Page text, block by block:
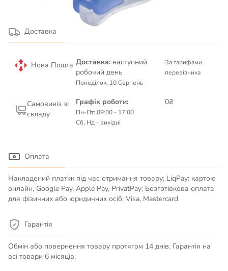
Доставка
Нова Пошта Доставка: наступний
робочий день
Понеділок, 10 Серпень
За тарифами
перевізника
Самовивіз зі
складу
Графік роботи:
Пн-Пт: 09:00 - 17:00
Сб, Нд - вихідні
0₴
Оплата
Накладений платіж під час отримання товару; LiqPay: картою
онлайн, Google Pay, Apple Pay, PrivatPay; Безготівкова оплата
для фізичних або юридичних осіб; Visa, Mastercard
Гарантія
Обмін або повернення товару протягом 14 днів. Гарантія на
всі товари 6 місяців.